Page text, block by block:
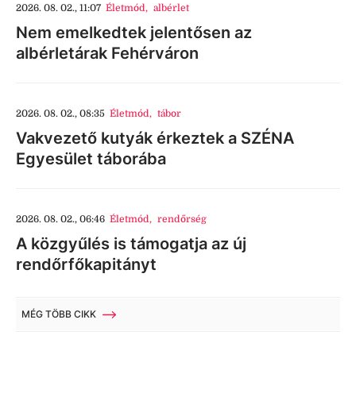
2026. 08. 02., 11:07 Életmód, albérlet
Nem emelkedtek jelentősen az
albérletárak Fehérváron
2026. 08. 02., 08:35 Életmód, tábor
Vakvezető kutyák érkeztek a SZÉNA
Egyesület táborába
2026. 08. 02., 06:46 Életmód, rendőrség
A közgyűlés is támogatja az új
rendőrfőkapitányt
MÉG TÖBB CIKK